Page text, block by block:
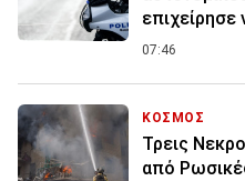
επιχείρησε
07:46
ΚΟΣΜΟΣ
Τρεις
από